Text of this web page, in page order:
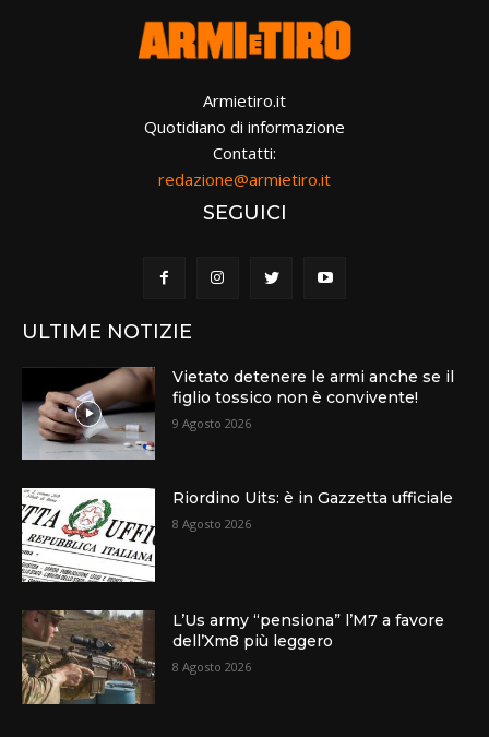
Armietiro.it
Quotidiano di informazione
Contatti:
redazione@armietiro.it
SEGUICI
ULTIME NOTIZIE
Vietato detenere le armi anche se il
figlio tossico non è convivente!
9 Agosto 2026
Riordino Uits: è in Gazzetta ufficiale
8 Agosto 2026
L’Us army “pensiona” l’M7 a favore
dell’Xm8 più leggero
8 Agosto 2026